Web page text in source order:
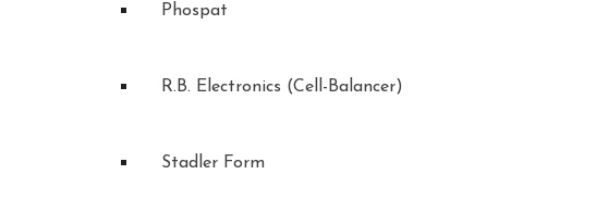
Phospat
R.B. Electronics (Cell-Balancer)
Stadler Form